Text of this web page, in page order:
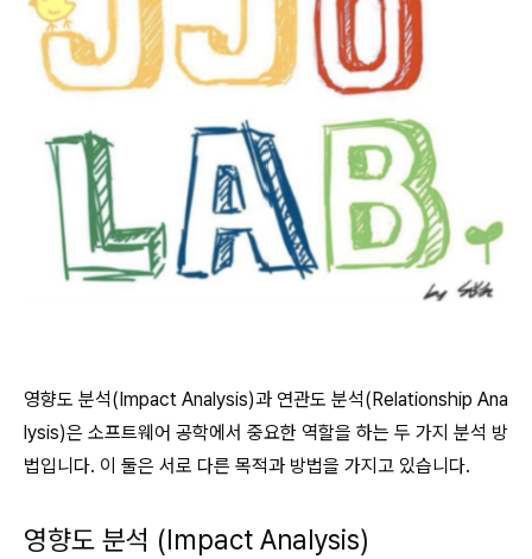
영향도 분석(Impact Analysis)과 연관도 분석(Relationship Ana
lysis)은 소프트웨어 공학에서 중요한 역할을 하는 두 가지 분석 방
법입니다. 이 둘은 서로 다른 목적과 방법을 가지고 있습니다.
영향도 분석 (Impact Analysis)